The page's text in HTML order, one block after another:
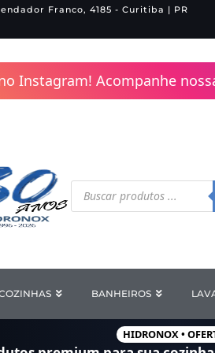
Franco, 4185 - Curitiba | PR
Instagram! Acompanhe
Pesquisar
produtos
Open COZINHAS
BANHEIROS Open
HIDRONOX •